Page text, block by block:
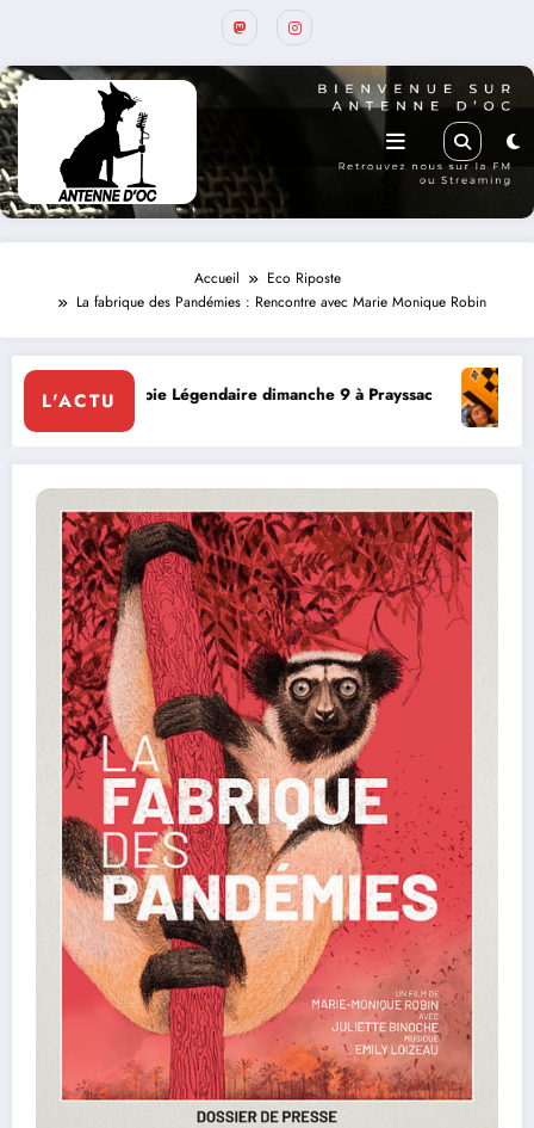
Accueil
Eco Riposte
La fabrique des Pandémies : Rencontre avec Marie Monique Robin
L'ACTU
dimanche 9 à Prayssac Expérience RADIO,